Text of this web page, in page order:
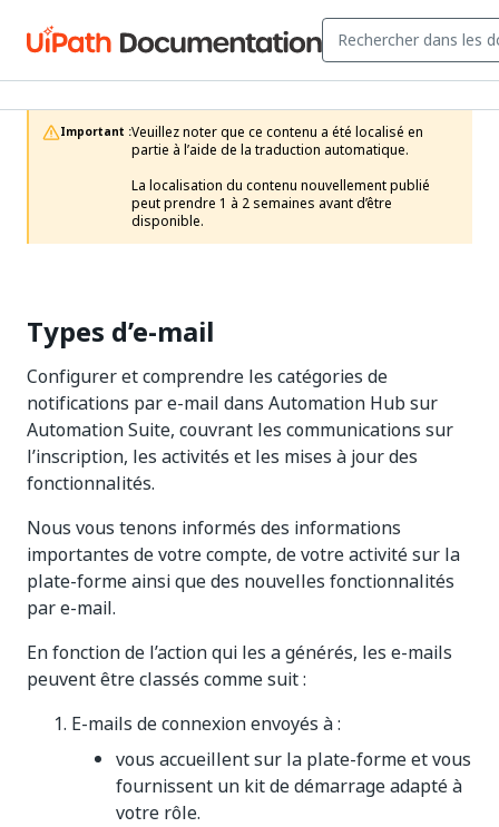
Important :Veuillez noter que ce contenu a été localisé en
partie à l’aide de la traduction automatique.
La localisation du contenu nouvellement publié
peut prendre 1 à 2 semaines avant d’être
disponible.
Types d’e-mail
Configurer et comprendre les catégories de
notifications par e-mail dans Automation Hub sur
Automation Suite, couvrant les communications sur
l’inscription, les activités et les mises à jour des
fonctionnalités.
Nous vous tenons informés des informations
importantes de votre compte, de votre activité sur la
plate-forme ainsi que des nouvelles fonctionnalités
par e-mail.
En fonction de l’action qui les a générés, les e-mails
peuvent être classés comme suit :
E-mails de connexion envoyés à :
vous accueillent sur la plate-forme et vous
fournissent un kit de démarrage adapté à
votre rôle.